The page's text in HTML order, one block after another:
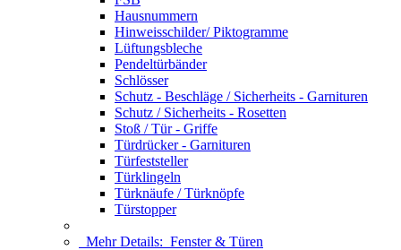
Hausnummern
Hinweisschilder/ Piktogramme
Lüftungsbleche
Pendeltürbänder
Schlösser
Schutz - Beschläge / Sicherheits - Garnituren
Schutz / Sicherheits - Rosetten
Stoß / Tür - Griffe
Türdrücker - Garnituren
Türfeststeller
Türklingeln
Türknäufe / Türknöpfe
Türstopper
Mehr Details: Fenster & Türen